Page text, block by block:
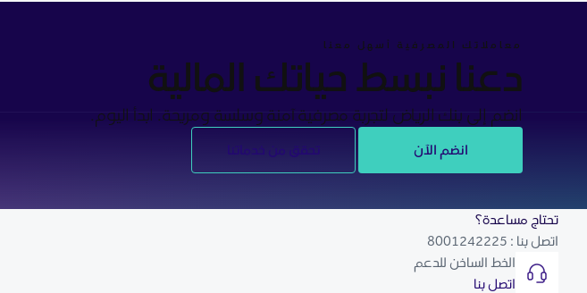
معاملاتك المصرفية أسهل معنا
دعنا نبسط حياتك المالية
انضم إلى بنك الرياض لتجربة مصرفية آمنة وسلسة ومريحة. ابدأ اليوم.
انضم الآن تحقق من خدماتنا
تحتاج مساعدة؟
اتصل بنا : 8001242225
الخط الساخن للدعم
اتصل بنا